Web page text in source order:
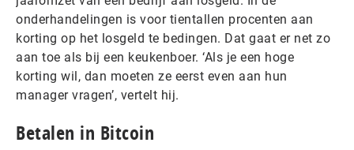
onderhandelingen is voor tientallen procenten aan
korting op het losgeld te bedingen. Dat gaat er net zo
aan toe als bij een keukenboer. ‘Als je een hoge
korting wil, dan moeten ze eerst even aan hun
manager vragen’, vertelt hij.
Betalen in Bitcoin